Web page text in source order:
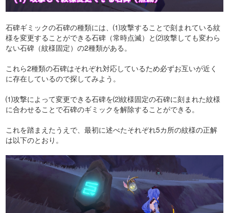
石碑ギミックの石碑の種類には、⑴攻撃することで刻まれている紋
様を変更することができる石碑（常時点滅）と⑵攻撃しても変わら
ない石碑（紋様固定）の2種類がある。
これら2種類の石碑はそれぞれ対応しているため必ずお互いが近く
に存在しているので探してみよう。
⑴攻撃によって変更できる石碑を⑵紋様固定の石碑に刻まれた紋様
に合わせることで石碑のギミックを解除することができる。
これを踏まえたうえで、最初に述べたそれぞれ5カ所の紋様の正解
は以下のとおり。